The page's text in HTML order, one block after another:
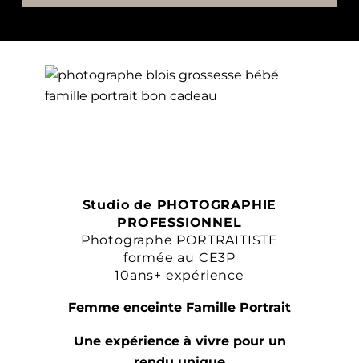
Studio de PHOTOGRAPHIE
PROFESSIONNEL
Photographe PORTRAITISTE
formée au CE3P
10ans+ expérience
Femme enceinte Famille Portrait
Une expérience à vivre pour un